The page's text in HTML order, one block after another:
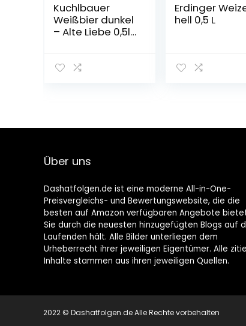
Kuchlbauer
Weißbier dunkel
– Alte Liebe 0,5l
Erdinger
hell 0,5 L
Über uns
Dashatfolgen.de ist eine moderne All-in-One-
Preisvergleichs- und Bewertungswebsite, die die
besten auf Amazon verfügbaren Angebote
Sie durch die neuesten hinzugefügten Blogs auf
Laufenden hält. Alle Bilder unterliegen dem
Urheberrecht ihrer jeweiligen Eigentümer. Alle
Inhalte stammen aus ihren jeweiligen Quellen.
2022 © Dashatfolgen.de Alle Rechte vorbehalten